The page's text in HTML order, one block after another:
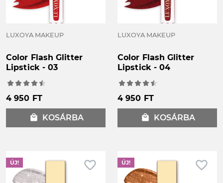
LUXOYA MAKEUP
Color Flash Glitter
Lipstick - 03
4 950 FT
local_mall KOSÁRBA
LUXOYA MAKEUP
Color Flash Glitter
Lipstick - 04
4 950 FT
local_mall KOSÁRBA
favorite_border
ÚJ! favorite_border
ÚJ!